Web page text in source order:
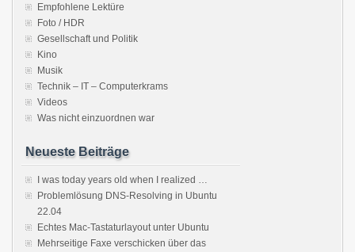
Empfohlene Lektüre
Foto / HDR
Gesellschaft und Politik
Kino
Musik
Technik – IT – Computerkrams
Videos
Was nicht einzuordnen war
Neueste Beiträge
I was today years old when I realized …
Problemlösung DNS-Resolving in Ubuntu
22.04
Echtes Mac-Tastaturlayout unter Ubuntu
Mehrseitige Faxe verschicken über das